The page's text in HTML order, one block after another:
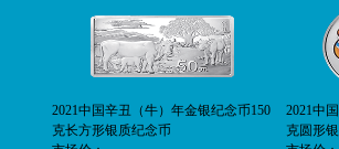
2021中国辛丑（牛）年金银纪念币150
克长方形银质纪念币
2021中
克圆形